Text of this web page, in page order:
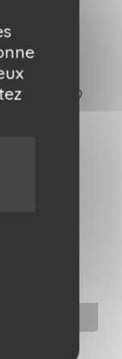
favorite_border